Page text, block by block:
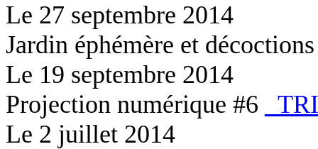
Le 27 septembre 2014
Jardin éphémère et
Le 19 septembre 2014
Projection numérique #6
Le 2 juillet 2014